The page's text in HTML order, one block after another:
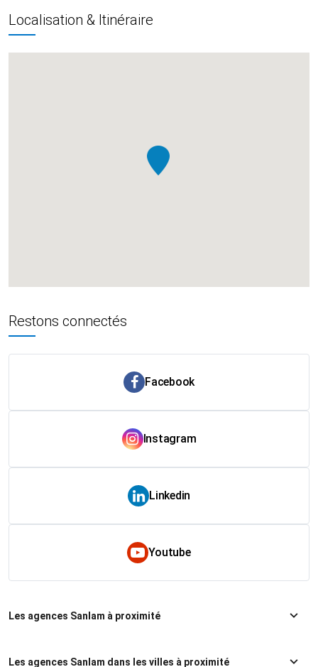
Localisation & Itinéraire
Restons connectés
Facebook
Instagram
Linkedin
Youtube
Les agences Sanlam à proximité
Les agences Sanlam dans les villes à proximité